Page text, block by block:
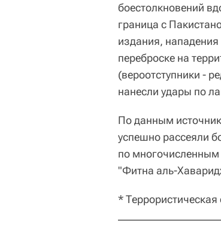
боестолкновений
граница с
издания,
переброске на
(вероотступники -
нанесли удары по
По данным
успешно рассеяли
по
"Фитна аль-
*